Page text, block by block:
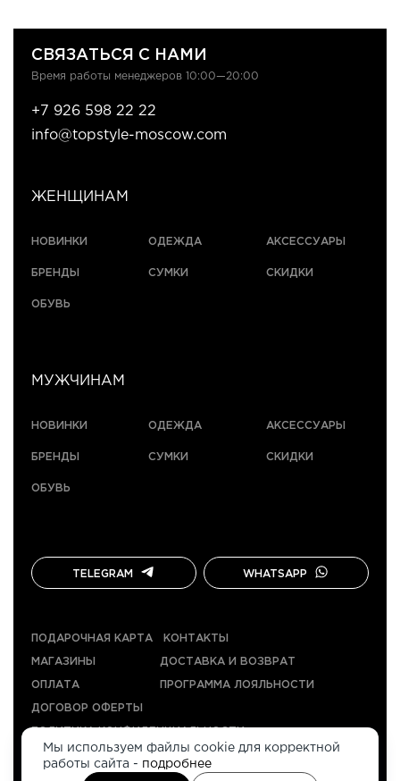
ЖЕНЩИНАМ
НОВИНКИ
БРЕНДЫ
ОБУВЬ
ОДЕЖДА
СУМКИ
АКСЕССУАРЫ
СКИДКИ
МУЖЧИНАМ
НОВИНКИ
БРЕНДЫ
ОБУВЬ
ОДЕЖДА
СУМКИ
АКСЕССУАРЫ
СКИДКИ
СВЯЗАТЬСЯ С НАМИ
Время работы менеджеров 10:00—20:00
+7 926 598 22 22
info@topstyle-moscow.com
TELEGRAM WHATSAPP
ПОДАРОЧНАЯ КАРТА КОНТАКТЫ
МАГАЗИНЫ ДОСТАВКА И ВОЗВРАТ
ОПЛАТА ПРОГРАММА ЛОЯЛЬНОСТИ
ДОГОВОР ОФЕРТЫ
Мы используем файлы cookie для корректной
работы сайта - подробнее